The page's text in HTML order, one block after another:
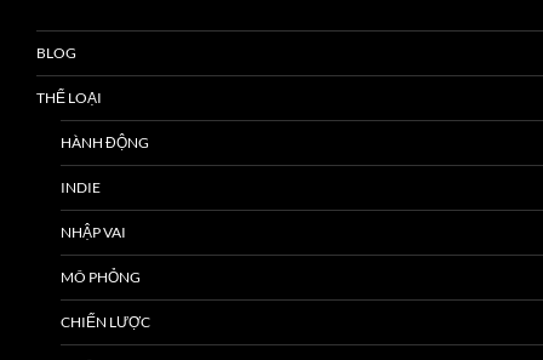
BLOG
THỂ LOẠI
HÀNH ĐỘNG
INDIE
NHẬP VAI
MÔ PHỎNG
CHIẾN LƯỢC